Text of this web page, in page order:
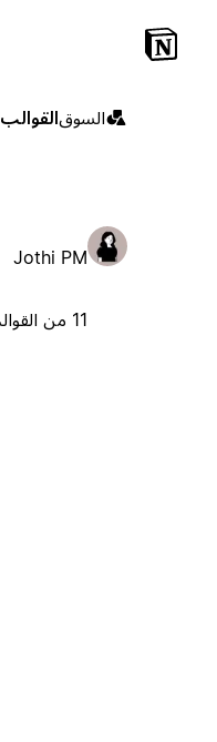
السوقالقوالب
Jothi PM
11 من القوالب